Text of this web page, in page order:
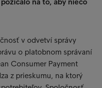
v odvetví správy
o platobnom správaní
Consumer Payment
z prieskumu, na ktorý